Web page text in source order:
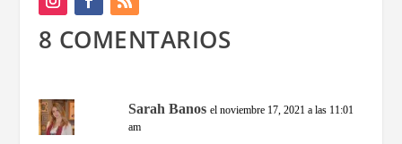
8 COMENTARIOS
Sarah Banos el noviembre 17, 2021 a las 11:01
am